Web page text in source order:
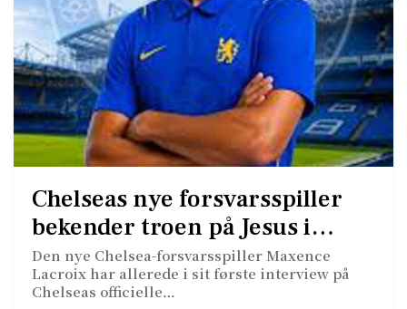
Chelseas nye forsvarsspiller
bekender troen på Jesus i…
Den nye Chelsea-forsvarsspiller Maxence
Lacroix har allerede i sit første interview på
Chelseas officielle…